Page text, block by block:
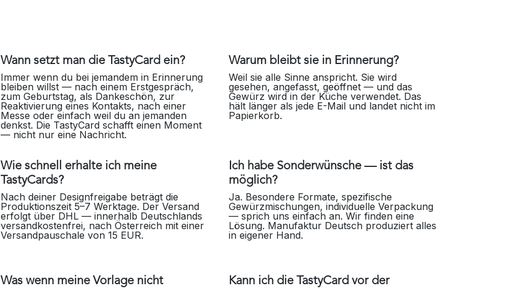
Wann setzt man die TastyCard ein?
Immer wenn du bei jemandem in Erinnerung
bleiben willst — nach einem Erstgespräch,
zum Geburtstag, als Dankeschön, zur
Reaktivierung eines Kontakts, nach einer
Messe oder einfach weil du an jemanden
denkst. Die TastyCard schafft einen Moment
— nicht nur eine Nachricht.
Warum bleibt sie in Erinnerung?
Weil sie alle Sinne anspricht. Sie wird
gesehen, angefasst, geöffnet — und das
Gewürz wird in der Küche verwendet. Das
hält länger als jede E-Mail und landet nicht im
Papierkorb.
Wie schnell erhalte ich meine
TastyCards?
Nach deiner Designfreigabe beträgt die
Produktionszeit 5–7 Werktage. Der Versand
erfolgt über DHL — innerhalb Deutschlands
versandkostenfrei, nach Österreich mit einer
Versandpauschale von 15 EUR.
Ich habe Sonderwünsche — ist das
möglich?
Ja. Besondere Formate, spezifische
Gewürzmischungen, individuelle Verpackung
— sprich uns einfach an. Wir finden eine
Lösung. Manufaktur Deutsch produziert alles
in eigener Hand.
Was wenn meine Vorlage nicht
Kann ich die TastyCard vor der